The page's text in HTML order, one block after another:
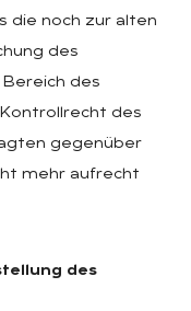
die noch zur alten
des
des
des
gegenüber
mehr aufrecht
des